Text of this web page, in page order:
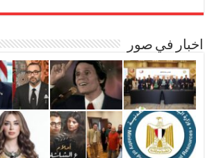
اخبار في صور